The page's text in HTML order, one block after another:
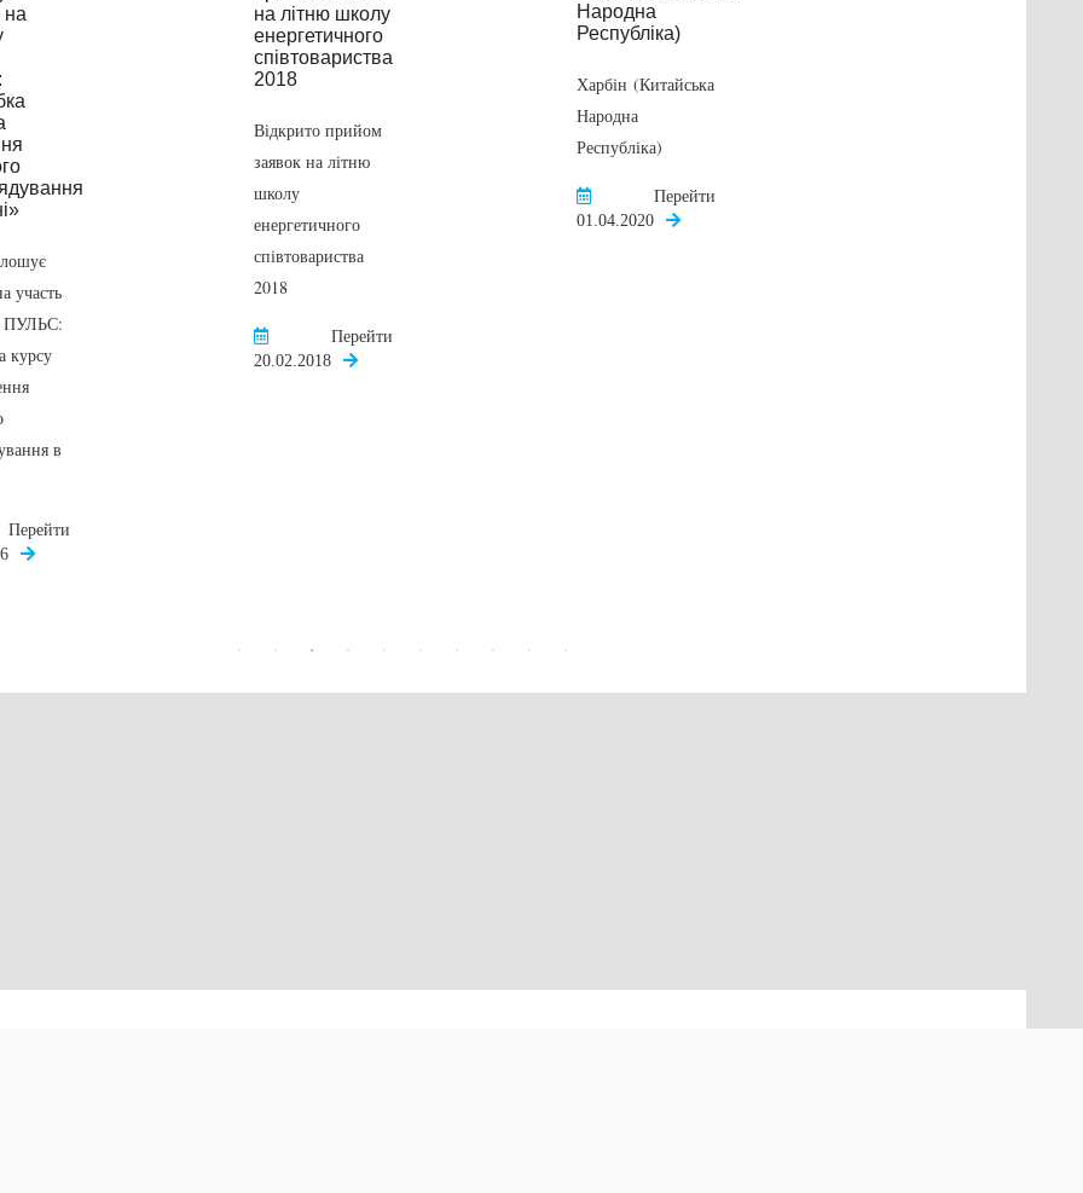
участь
ПУЛЬС:
курсу
в
Перейти
Відкрито прийом
заявок на літню
школу
енергетичного
співтовариства
2018
20.02.2018
Перейти
Харбін (Китайська
Народна
Республіка)
01.04.2020
Перейти